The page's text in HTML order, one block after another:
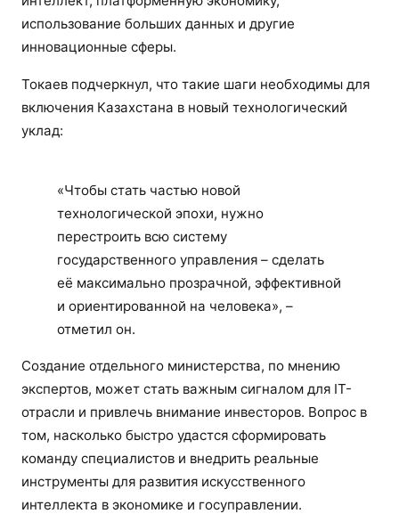
использование больших данных и другие
инновационные сферы.
Токаев подчеркнул, что такие шаги необходимы для
включения Казахстана в новый технологический
уклад:
«Чтобы стать частью новой
технологической эпохи, нужно
перестроить всю систему
государственного управления – сделать
её максимально прозрачной, эффективной
и ориентированной на человека», –
отметил он.
Создание отдельного министерства, по мнению
экспертов, может стать важным сигналом для IT-
отрасли и привлечь внимание инвесторов. Вопрос в
том, насколько быстро удастся сформировать
команду специалистов и внедрить реальные
инструменты для развития искусственного
интеллекта в экономике и госуправлении.